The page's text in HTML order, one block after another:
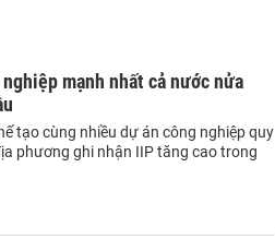
mạnh nhất cả nước nửa
tạo cùng nhiều dự án công nghiệp quy
phương ghi nhận IIP tăng cao trong